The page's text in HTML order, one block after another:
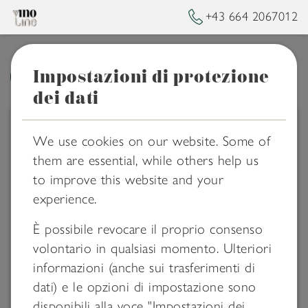
+43 664 2067012
BACK TO HOMEPAGE
Sorry! This page might not exist
or was removed!
Impostazioni di protezione
dei dati
We use cookies on our website. Some of
them are essential, while others help us
to improve this website and your
experience.
È possibile revocare il proprio consenso
volontario in qualsiasi momento. Ulteriori
informazioni (anche sui trasferimenti di
dati) e le opzioni di impostazione sono